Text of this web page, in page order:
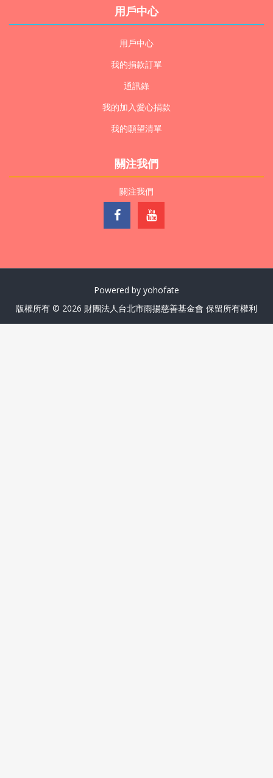
用戶中心
用戶中心
我的捐款訂單
通訊錄
我的加入愛心捐款
我的願望清單
關注我們
關注我們
Powered by yohofate
版權所有 © 2026 財團法人台北市雨揚慈善基金會 保留所有權利